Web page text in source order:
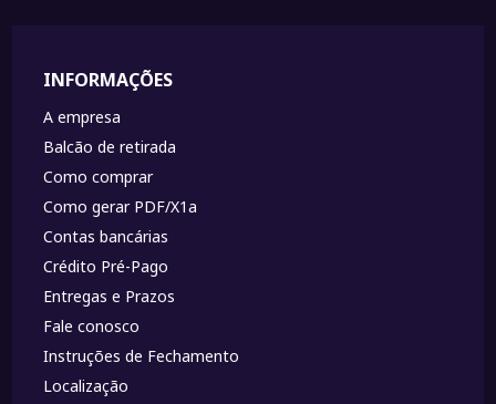
INFORMAÇÕES
A empresa
Balcão de retirada
Como comprar
Como gerar PDF/X1a
Contas bancárias
Crédito Pré-Pago
Entregas e Prazos
Fale conosco
Instruções de Fechamento
Localização